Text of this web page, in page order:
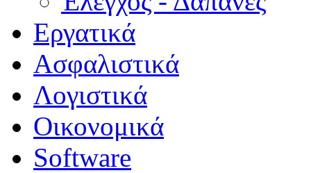
Εργατικά
Ασφαλιστικά
Λογιστικά
Οικονομικά
Software